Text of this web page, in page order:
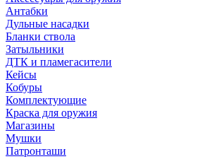
Антабки
Дульные насадки
Бланки ствола
Затыльники
ДТК и пламегасители
Кейсы
Кобуры
Комплектующие
Краска для оружия
Магазины
Мушки
Патронташи